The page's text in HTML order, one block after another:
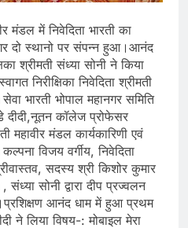
मंडल में निवेदिता भारती का
दो स्थानो पर संपन्न हुआ।आनंद
श्रीमती संध्या सोनी ने किया
निरीक्षिका निवेदिता श्रीमती
भारती भोपाल महानगर समिति
दीदी,नूतन कॉलेज प्रोफेसर
महावीर मंडल कार्यकारिणी एवं
विजय वर्गीय, निवेदिता
सदस्य श्री किशोर कुमार
सोनी द्वारा दीप प्रज्वलन
आनंद धाम में हुआ प्रथम
ने लिया विषय-: मोबाइल मेरा